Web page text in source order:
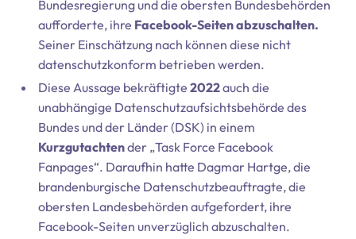
Bundesregierung und die obersten Bundesbehörden
aufforderte, ihre Facebook-Seiten abzuschalten.
Seiner Einschätzung nach können diese nicht
datenschutzkonform betrieben werden.
Diese Aussage bekräftigte 2022auch die
unabhängige Datenschutzaufsichtsbehörde des
Bundes und der Länder (DSK) in einem
Kurzgutachtender „Task Force Facebook
Fanpages“. Daraufhin hatte Dagmar Hartge, die
brandenburgische Datenschutzbeauftragte, die
obersten Landesbehörden aufgefordert, ihre
Facebook-Seiten unverzüglich abzuschalten.